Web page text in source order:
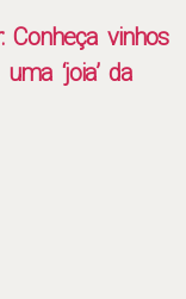
vinhos
‘joia’ da